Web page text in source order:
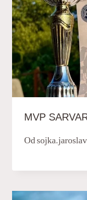
MVP
Odsojka.jaroslav